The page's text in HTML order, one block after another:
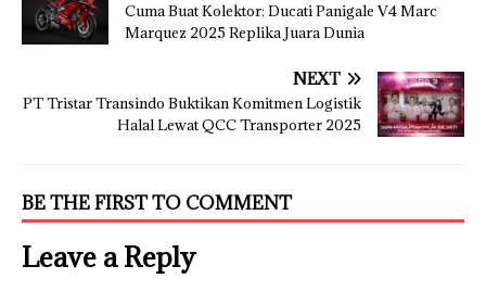
Cuma Buat Kolektor: Ducati Panigale V4 Marc
Marquez 2025 Replika Juara Dunia
NEXT
PT Tristar Transindo Buktikan Komitmen Logistik
Halal Lewat QCC Transporter 2025
BE THE FIRST TO COMMENT
Leave a Reply